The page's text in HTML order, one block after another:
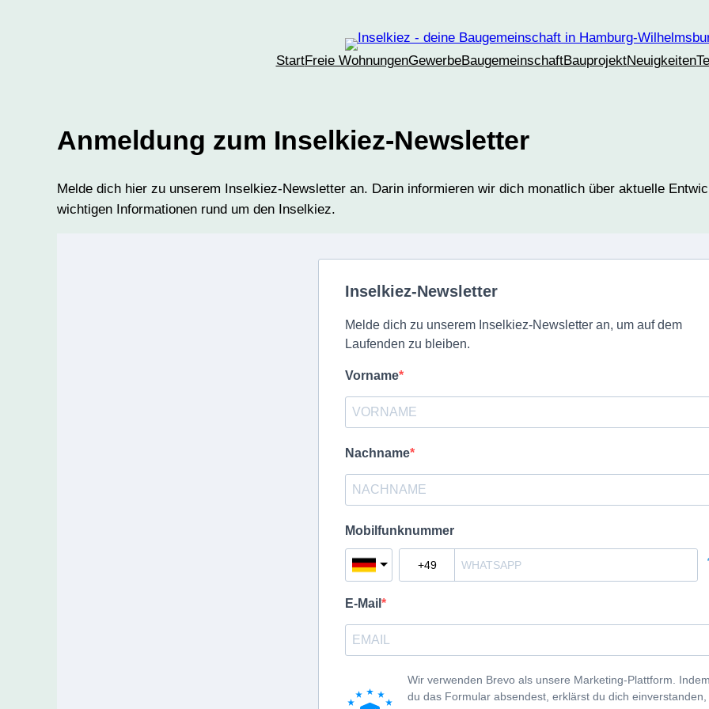
StartFreie WohnungenGewerbeBaugemeinschaftBauprojektNeuigkeiten
Anmeldung zum Inselkiez-Newsletter
Melde dich hier zu unserem Inselkiez-Newsletter an. Darin informieren wir dich monatlich über aktuelle
wichtigen Informationen rund um den Inselkiez.
Inselkiez-Newsletter
Melde dich zu unserem Inselkiez-Newsletter an, um auf dem
Laufenden zu bleiben.
Vorname
Nachname
Mobilfunknummer
E-Mail
Wir verwenden Brevo als unsere Marketing-Plattform.
du das Formular absendest, erklärst du dich einverstanden,